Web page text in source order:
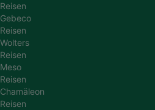
Reisen
Gebeco
Reisen
Wolters
Reisen
Meso
Reisen
Chamäleon
Reisen